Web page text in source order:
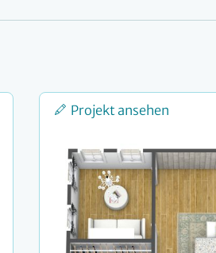
Projekt ansehen